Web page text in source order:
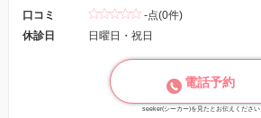
口コミ
-点(0件)
休診日
日曜日・祝日
電話予約
seeker(シーカー)を見たとお伝えください